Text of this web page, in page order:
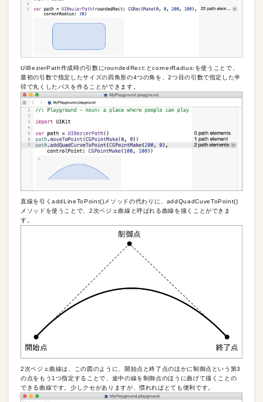
UIBezierPath作成時の引数にroundedRect:とcornerRadius:を使うことで、
最初の引数で指定したサイズの四角形の4つの角を、2つ目の引数で指定した半
径で丸くしたパスを作ることができます。
直線を引くaddLineToPoint()メソッドの代わりに、addQuadCuveToPoint()
メソッドを使うことで、2次ベジェ曲線と呼ばれる曲線を描くことができま
す。
2次ベジェ曲線は、この図のように、開始点と終了点のほかに制御点という第3
の点をもう1つ指定することで、途中の線を制御点のほうに曲げて描くことの
できる曲線です。少しクセがありますが、慣れればとても便利です。